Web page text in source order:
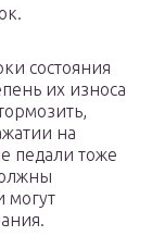
состояния
их износа
на
педали тоже
могут